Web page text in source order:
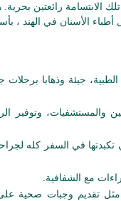
الابتسامة رائعتين بحرية.
جيئة وذهابا
والمستشفيات، وتوفير
في السفر كله
مع الشفافية.
مثل تقديم وجبات صحية